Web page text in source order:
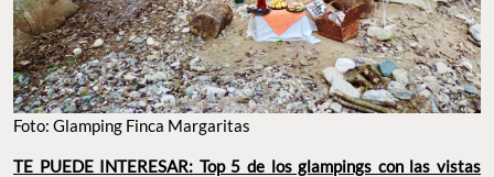
Foto: Glamping Finca Margaritas
TE PUEDE INTERESAR: Top 5 de los glampings con las vistas